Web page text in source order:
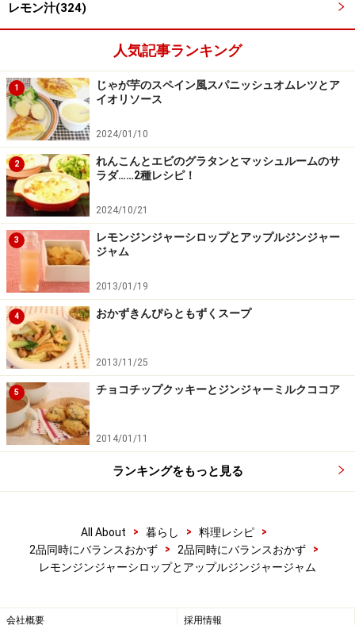
2・砂糖・はちみつを鍋に入れて火にかける。煮立ちか
けたら弱火にして焦げないように混ぜながら10分加熱す
る。
にしましょう。
レモン汁(324)
人気記事ランキング
1
じゃが芋のスペイン風スパニッシュオムレツとア
イオリソース
2024/01/10
2
れんこんとエビのグラタンとマッシュルームのサ
ラダ……2種レシピ！
2024/10/21
3
レモンジンジャーシロップとアップルジンジャー
ジャム
2013/01/19
4 おかずきんぴらともずくスープ
2013/11/25
5 チョコチップクッキーとジンジャーミルクココア
2014/01/11
ランキングをもっと見る
All About > 暮らし > 料理レシピ
>
2品同時にバランスおかず
> 2品同時にバランスおかず
>
レモンジンジャーシロップとアップルジンジャージャム
会社概要 採用情報